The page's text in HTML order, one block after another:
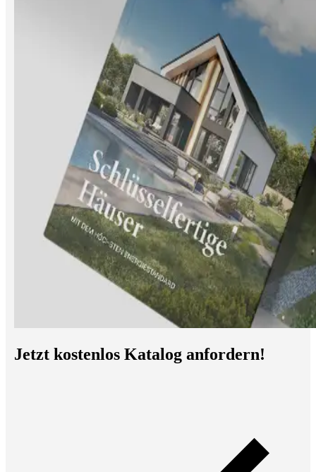
Jetzt kostenlos Katalog anfordern!